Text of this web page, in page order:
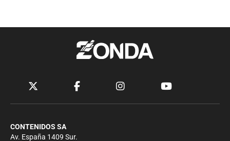
CONTENIDOS SA
Av. España 1409 Sur.